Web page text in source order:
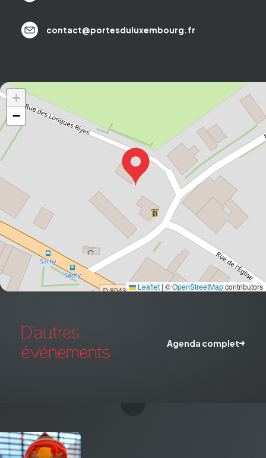
contact@portesduluxembourg.fr
+
−
Leaflet | ©OpenStreetMapcontributors
D'autres
événements
Agenda complet